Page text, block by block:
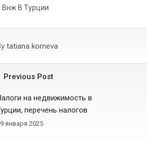
Внж В Турции
tatiana korneva
Previous Post
на недвижимость в
перечень налогов
января 2025